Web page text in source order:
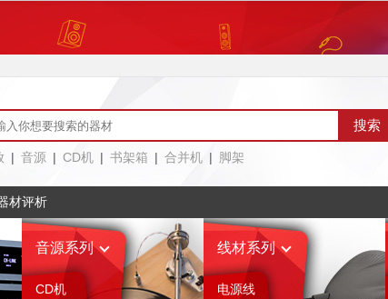
| 音源 | CD机 | 书架箱 | 合并机 | 脚架
材评析
音源系列
CD机
线材系列
电源线
评论区 售后服务